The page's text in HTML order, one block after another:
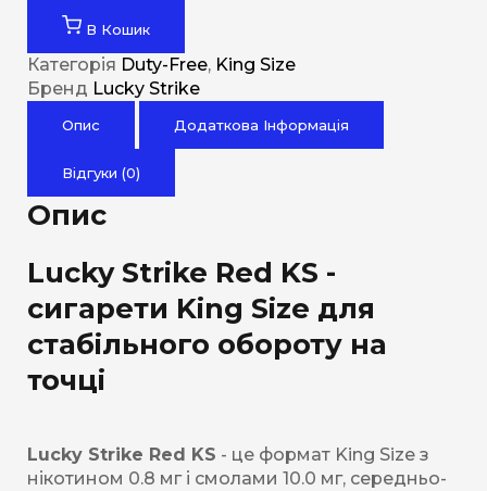
В Кошик
Категорія Duty-Free, King Size
Бренд Lucky Strike
Опис Додаткова Інформація
Відгуки (0)
Опис
Lucky Strike Red KS -
сигарети King Size для
стабільного обороту на
точці
Lucky Strike Red KS - це формат King Size з
нікотином 0.8 мг і смолами 10.0 мг, середньо-